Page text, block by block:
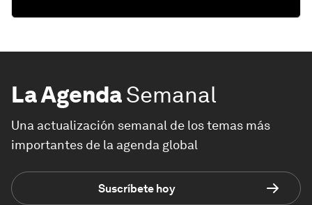
La AgendaSemanal
Una actualización semanal de los temas más
importantes de la agenda global
Suscríbete hoy